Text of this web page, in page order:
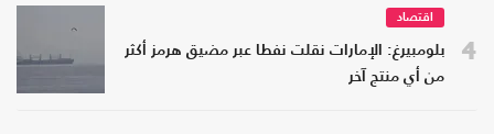
4
اقتصاد
بلومبيرغ: الإمارات نقلت نفطا عبر مضيق هرمز أكثر
من أي منتج آخر